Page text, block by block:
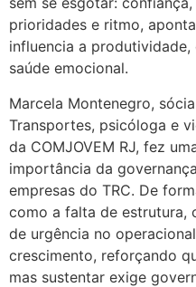
prioridades e ritmo,
influencia a
saúde emocional.
Marcela Montenegro,
Transportes, psicóloga e
da COMJOVEM RJ, fez
importância da
empresas do TRC. De
como a falta de estrutura,
de urgência no
crescimento, reforçando
mas sustentar exige